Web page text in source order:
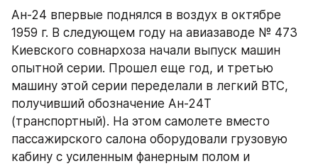
Ан-24 впервые поднялся в воздух в октябре
1959 г. В следующем году на авиазаводе № 473
Киевского совнархоза начали выпуск машин
опытной серии. Прошел еще год, и третью
машину этой серии переделали в легкий ВТС,
получивший обозначение Ан-24Т
(транспортный). На этом самолете вместо
пассажирского салона оборудовали грузовую
кабину с усиленным фанерным полом и